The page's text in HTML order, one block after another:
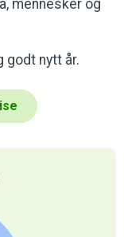
mennesker og
godt nytt år.